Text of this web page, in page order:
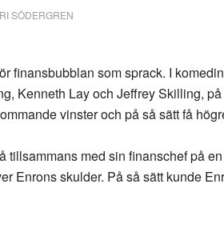
SÖDERGREN
finansbubblan som sprack. I
Kenneth Lay och Jeffrey Skilling,
vinster och på så sätt få
tillsammans med sin finanschef på
Enrons skulder. På så sätt kunde